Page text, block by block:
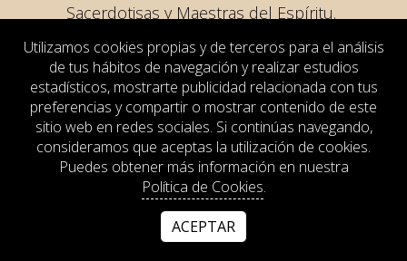
Sacerdotisas y Maestras del Espíritu.
A lo largo de más de dos décadas, mi obra se ha
impregnado incesantemente de la esencia de la
Diosa, los arquetipos y mitos femeninos. Mis
creaciones comenzaron a tomar forma en
Mandalas y se desarrollaron en el seno de
círculos, proporcionándome un receptáculo que
abrazaba mis trazos y fomentaba el desarrollo de
técnicas más intuitivas.
Utilizamos cookies propias y de terceros para el análisis
de tus hábitos de navegación y realizar estudios
estadísticos, mostrarte publicidad relacionada con tus
preferencias y compartir o mostrar contenido de este
sitio web en redes sociales. Si continúas navegando,
consideramos que aceptas la utilización de cookies.
Puedes obtener más información en nuestra
Política de Cookies.
ACEPTAR